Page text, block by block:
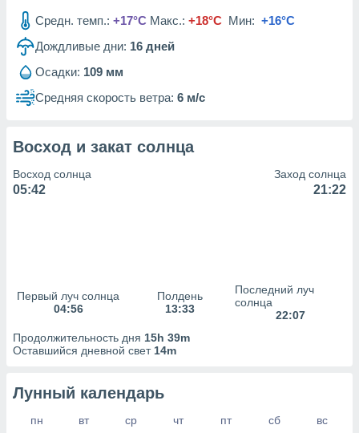
рекламы
сведения
Средн. темп.: +17°C Макс.: +18°C Мин: +16°C
Дождливые дни: 16 дней
Осадки: 109 мм
Средняя скорость ветра: 6 м/с
Восход и закат солнца
Восход солнца
05:42
Заход солнца
21:22
Первый луч солнца
04:56
Полдень
13:33
Последний луч
солнца
22:07
Продолжительность дня 15h 39m
Оставшийся дневной свет 14m
Лунный календарь
пн вт ср чт пт сб
вс